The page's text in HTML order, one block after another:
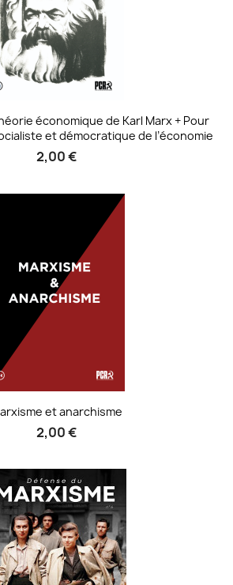
économique de Karl Marx + Pour
et démocratique de l’économie
2,00 €
et anarchisme
2,00 €